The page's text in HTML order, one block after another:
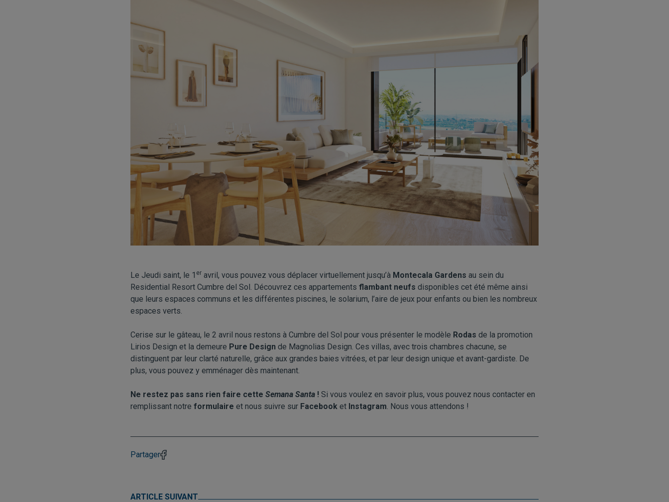
Le Jeudi saint, le 1 er avril, vous pouvez vous déplacer virtuellement jusqu’à Montecala Gardens au sein du
Residential Resort Cumbre del Sol. Découvrez ces appartements flambant neufs disponibles cet été même ainsi
que leurs espaces communs et les différentes piscines, le solarium, l’aire de jeux pour enfants ou bien les nombreux
espaces verts.
Cerise sur le gâteau, le 2 avril nous restons à Cumbre del Sol pour vous présenter le modèle Rodas de la promotion
Lirios Design et la demeure Pure Design de Magnolias Design. Ces villas, avec trois chambres chacune, se
distinguent par leur clarté naturelle, grâce aux grandes baies vitrées, et par leur design unique et avant-gardiste. De
plus, vous pouvez y emménager dès maintenant.
Ne restez pas sans rien faire cette Semana Santa ! Si vous voulez en savoir plus, vous pouvez nous contacter en
remplissant notre formulaire et nous suivre sur Facebook et Instagram . Nous vous attendons !
Partager
ARTICLE SUIVANT